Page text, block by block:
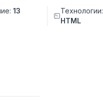
13 Технологии:
HTML